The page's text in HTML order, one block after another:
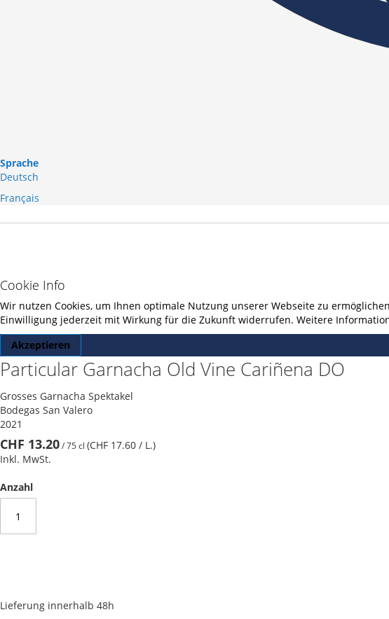
Sprache
Deutsch
Français
Cookie Info
Wir nutzen Cookies, um Ihnen optimale Nutzung unserer Webseite zu
Einwilligung jederzeit mit Wirkung für die Zukunft widerrufen. Weitere
Akzeptieren
Particular Garnacha Old Vine Cariñena DO
Grosses Garnacha Spektakel
Bodegas San Valero
2021
CHF 13.20/75 cl (CHF 17.60 / L.)
Inkl. MwSt.
Anzahl
Lieferung innerhalb 48h